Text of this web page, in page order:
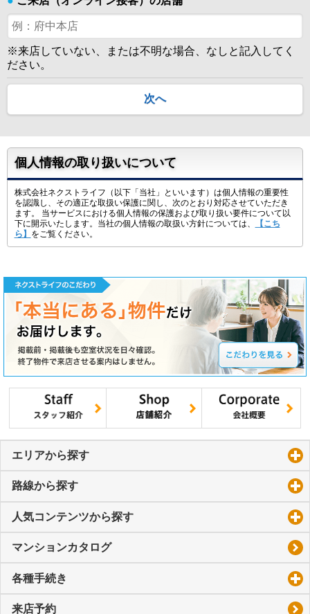
※来店していない、または不明な場合、なしと記入してく
ださい。
次へ
個人情報の取り扱いについて
株式会社ネクストライフ（以下「当社」といいます）は個人情報の重要性
を認識し、その適正な取扱い保護に関し、次のとおり対応させていただき
ます。 当サービスにおける個人情報の保護および取り扱い要件について以
下に開示いたします。当社の個人情報の取扱い方針については、
【こち
ら】
をご覧ください。
エリアから探す
路線から探す
人気コンテンツから探す
マンションカタログ
各種手続き
来店予約